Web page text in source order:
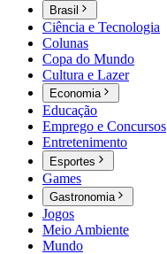
Brasil
Ciência e Tecnologia
Colunas
Copa do Mundo
Cultura e Lazer
Economia
Educação
Emprego e Concursos
Entretenimento
Esportes
Games
Gastronomia
Jogos
Meio Ambiente
Mundo